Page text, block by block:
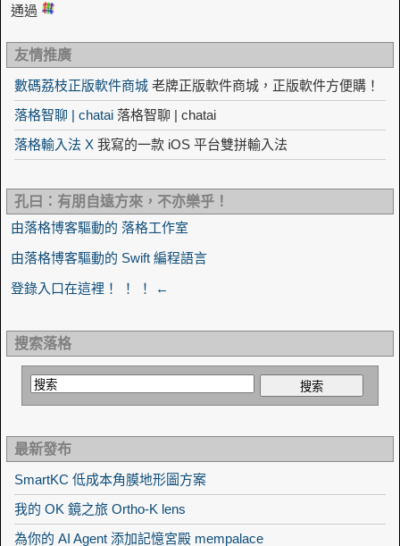
通過
友情推廣
數碼荔枝正版軟件商城 老牌正版軟件商城，正版軟件方便購！
落格智聊 | chatai 落格智聊 | chatai
落格輸入法 X 我寫的一款 iOS 平台雙拼輸入法
孔曰：有朋自遠方來，不亦樂乎！
由落格博客驅動的 落格工作室
由落格博客驅動的 Swift 編程語言
登錄入口在這裡！ ！ ！ ←
搜索落格
最新發布
SmartKC 低成本角膜地形圖方案
我的 OK 鏡之旅 Ortho-K lens
為你的 AI Agent 添加記憶宮殿 mempalace